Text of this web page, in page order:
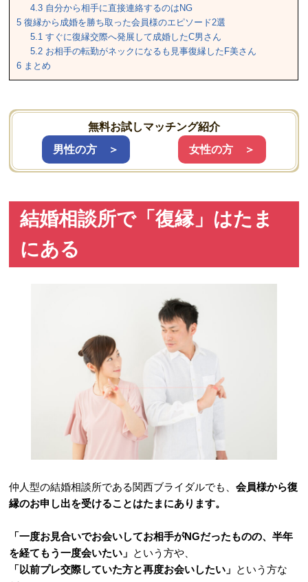
4.3 自分から相手に直接連絡するのはNG
5 復縁から成婚を勝ち取った会員様のエピソード2選
5.1 すぐに復縁交際へ発展して成婚したC男さん
5.2 お相手の転勤がネックになるも見事復縁したF美さん
6 まとめ
無料お試しマッチング紹介
男性の方 ＞
女性の方 ＞
結婚相談所で「復縁」はたま
にある
仲人型の結婚相談所である関西ブライダルでも、会員様から復
縁のお申し出を受けることはたまにあります。
「一度お見合いでお会いしてお相手がNGだったものの、半年
を経てもう一度会いたい」 という方や、
「以前プレ交際していた方と再度お会いしたい」 という方な